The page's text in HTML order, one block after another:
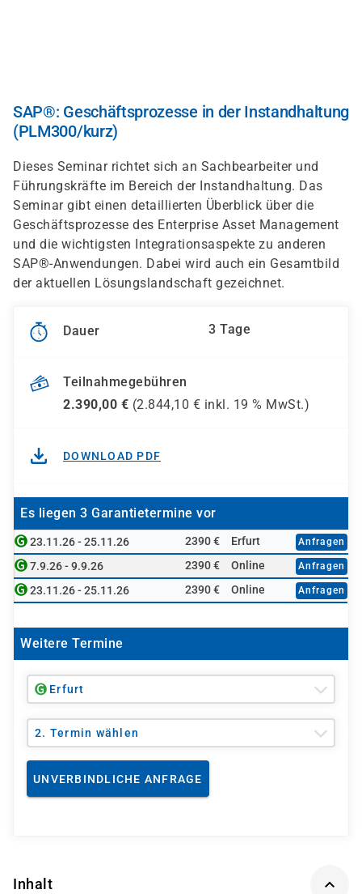
SAP®: Geschäftsprozesse in der Instandhaltung
(PLM300/kurz)
Dieses Seminar richtet sich an Sachbearbeiter und
Führungskräfte im Bereich der Instandhaltung. Das
Seminar gibt einen detaillierten Überblick über die
Geschäftsprozesse des Enterprise Asset Management
und die wichtigsten Integrationsaspekte zu anderen
SAP®-Anwendungen. Dabei wird auch ein Gesamtbild
der aktuellen Lösungslandschaft gezeichnet.
Dauer 3 Tage
Teilnahmegebühren
2.390,00 € (2.844,10 € inkl. 19 % MwSt.)
DOWNLOAD PDF
Es liegen 3 Garantietermine vor
23.11.26 - 25.11.26 2390 € Erfurt Anfragen
7.9.26 - 9.9.26 2390 € Online Anfragen
23.11.26 - 25.11.26 2390 € Online Anfragen
Weitere Termine
Erfurt
2. Termin wählen
UNVERBINDLICHE ANFRAGE
Inhalt